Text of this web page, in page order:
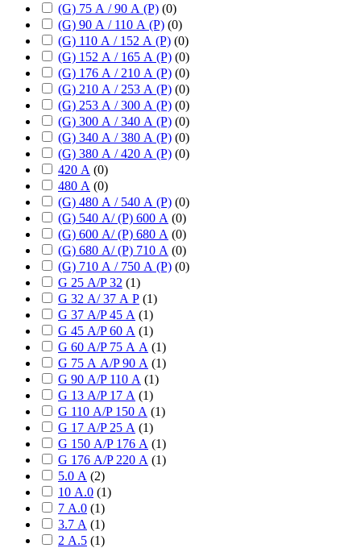
(G) 75 А / 90 А (P) (0)
(G) 90 А / 110 А (P) (0)
(G) 110 А / 152 А (P) (0)
(G) 152 А / 165 А (P) (0)
(G) 176 А / 210 А (P) (0)
(G) 210 А / 253 А (P) (0)
(G) 253 А / 300 А (P) (0)
(G) 300 А / 340 А (P) (0)
(G) 340 А / 380 А (P) (0)
(G) 380 А / 420 А (P) (0)
420 А (0)
480 А (0)
(G) 480 А / 540 А (P) (0)
(G) 540 А/ (P) 600 А (0)
(G) 600 А/ (P) 680 А (0)
(G) 680 А/ (P) 710 А (0)
(G) 710 А / 750 А (P) (0)
G 25 А/P 32 (1)
G 32 А/ 37 А P (1)
G 37 А/P 45 А (1)
G 45 А/P 60 А (1)
G 60 А/P 75 А А (1)
G 75 А А/P 90 А (1)
G 90 А/P 110 А (1)
G 13 А/P 17 А (1)
G 110 А/P 150 А (1)
G 17 А/P 25 А (1)
G 150 А/P 176 А (1)
G 176 А/P 220 А (1)
5.0 А (2)
10 А.0 (1)
7 А.0 (1)
3.7 А (1)
2 А.5 (1)